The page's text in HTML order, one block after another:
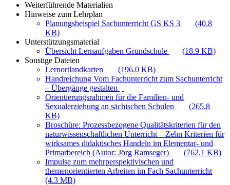
Weiterführende Materialien
Hinweise zum Lehrplan
Planungsbeispiel Sachunterricht GS KS 3
(40.8
KB)
Unterstützungsmaterial
Übersicht Lernaufgaben Grundschule
(18.9 KB)
Sonstige Dateien
Lernortlandkarten
(196.0 KB)
Handreichung Vom Fachunterricht zum Sachunterricht
– Übergänge gestalten
Orientierungsrahmen für die Familien- und
Sexualerziehung an sächischen Schulen
(265.8
KB)
Broschüre: Prozessbezogene Qualitätskriterien für den
naturwissenschaftlichen Unterricht – Zehn Kriterien für
wirksames didaktisches Handeln im Elementar- und
Primarbereich (Autor: Jörg Ramseger)
(762.1 KB)
Impulse zum mehrperspektivischen und
themenorientierten Arbeiten im Fach Sachunterricht
(4.3 MB)